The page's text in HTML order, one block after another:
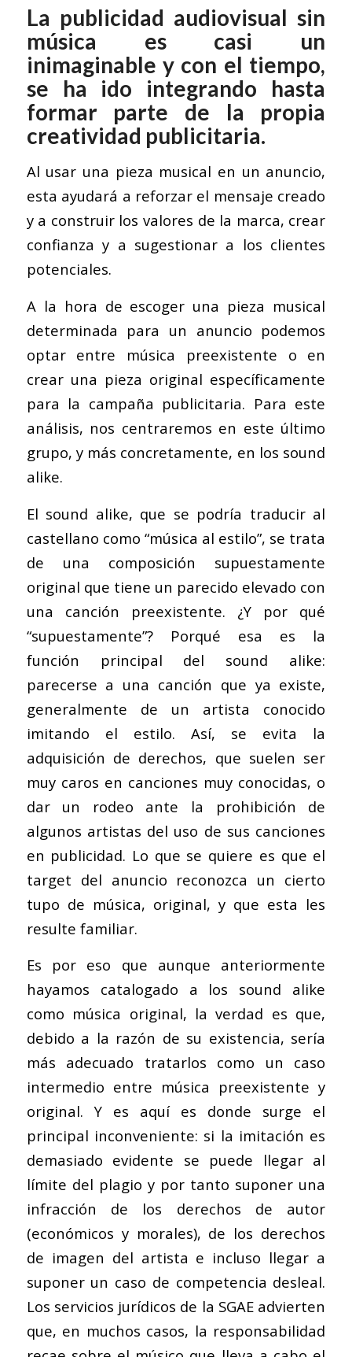
La publicidad audiovisual sin
música es casi un
inimaginable y con el tiempo,
se ha ido integrando hasta
formar parte de la propia
creatividad publicitaria.
Al usar una pieza musical en un anuncio,
esta ayudará a reforzar el mensaje creado
y a construir los valores de la marca, crear
confianza y a sugestionar a los clientes
potenciales.
A la hora de escoger una pieza musical
determinada para un anuncio podemos
optar entre música preexistente o en
crear una pieza original específicamente
para la campaña publicitaria. Para este
análisis, nos centraremos en este último
grupo, y más concretamente, en los sound
alike.
El sound alike, que se podría traducir al
castellano como “música al estilo”, se trata
de una composición supuestamente
original que tiene un parecido elevado con
una canción preexistente. ¿Y por qué
“supuestamente”? Porqué esa es la
función principal del sound alike:
parecerse a una canción que ya existe,
generalmente de un artista conocido
imitando el estilo. Así, se evita la
adquisición de derechos, que suelen ser
muy caros en canciones muy conocidas, o
dar un rodeo ante la prohibición de
algunos artistas del uso de sus canciones
en publicidad. Lo que se quiere es que el
target del anuncio reconozca un cierto
tupo de música, original, y que esta les
resulte familiar.
Es por eso que aunque anteriormente
hayamos catalogado a los sound alike
como música original, la verdad es que,
debido a la razón de su existencia, sería
más adecuado tratarlos como un caso
intermedio entre música preexistente y
original. Y es aquí es donde surge el
principal inconveniente: si la imitación es
demasiado evidente se puede llegar al
límite del plagio y por tanto suponer una
infracción de los derechos de autor
(económicos y morales), de los derechos
de imagen del artista e incluso llegar a
suponer un caso de competencia desleal.
Los servicios jurídicos de la SGAE advierten
que, en muchos casos, la responsabilidad